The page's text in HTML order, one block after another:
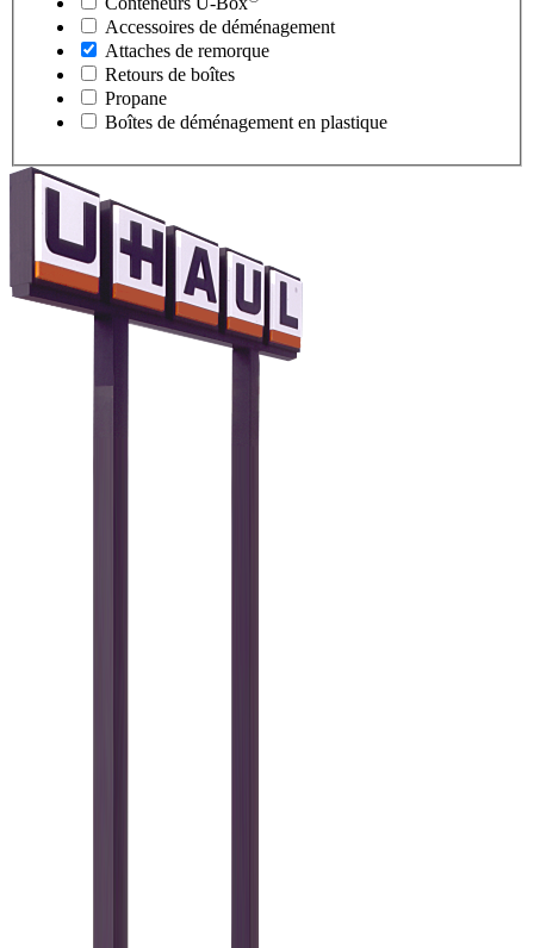
Accessoires de déménagement
Attaches de remorque
Retours de boîtes
Propane
Boîtes de déménagement en plastique